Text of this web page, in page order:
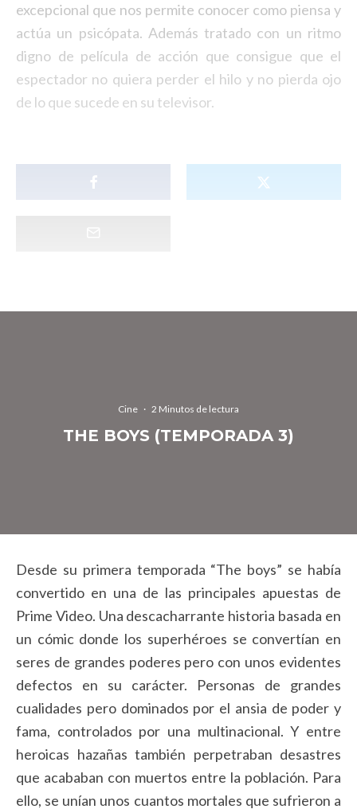
excepcional que nos permite conocer como piensa y
actúa un psicópata. Además tratado con un ritmo
digno de película de acción que consigue que el
espectador no quiera perder el hilo y no pierda ojo
de lo que sucede en su televisor.
Cine · 2 Minutos de lectura
THE BOYS (TEMPORADA 3)
Desde su primera temporada “The boys” se había
convertido en una de las principales apuestas de
Prime Video. Una descacharrante historia basada en
un cómic donde los superhéroes se convertían en
seres de grandes poderes pero con unos evidentes
defectos en su carácter. Personas de grandes
cualidades pero dominados por el ansia de poder y
fama, controlados por una multinacional. Y entre
heroicas hazañas también perpetraban desastres
que acababan con muertos entre la población. Para
ello, se unían unos cuantos mortales que sufrieron a